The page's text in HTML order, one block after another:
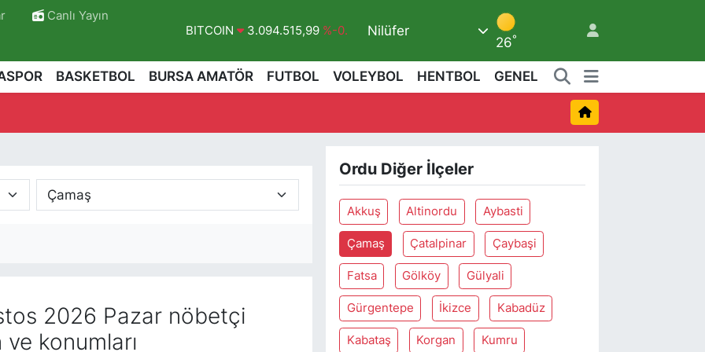
Canlı Yayın
BITCOIN 3.094.515,99 %-0.1
DOLAR
47,7436 %0.18
%-14
Nilüfer
26°
BASKETBOL BURSA AMATÖR FUTBOL VOLEYBOL HENTBOL GENEL
2026 Pazar nöbetçi
konumları
Ordu Diğer İlçeler
Akkuş Altinordu Aybasti
Çamaş Çatalpinar Çaybaşi
Fatsa Gölköy Gülyali
Gürgentepe İkizce Kabadüz
Kabataş Korgan Kumru